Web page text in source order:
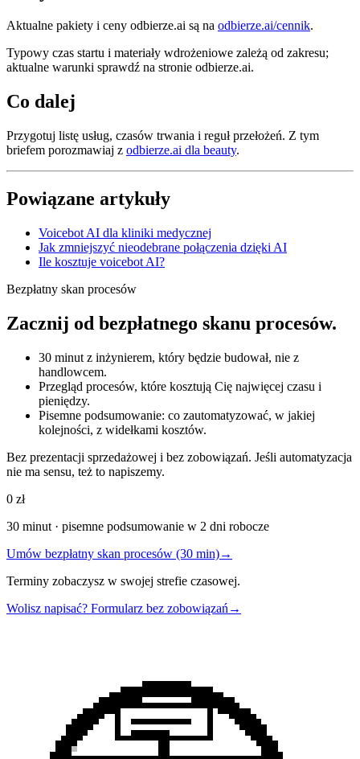
Aktualne pakiety i ceny odbierze.ai są na odbierze.ai/cennik.
Typowy czas startu i materiały wdrożeniowe zależą od zakresu;
aktualne warunki sprawdź na stronie odbierze.ai.
Co dalej
Przygotuj listę usług, czasów trwania i reguł przełożeń. Z tym
briefem porozmawiaj z odbierze.ai dla beauty.
Powiązane artykuły
Voicebot AI dla kliniki medycznej
Jak zmniejszyć nieodebrane połączenia dzięki AI
Ile kosztuje voicebot AI?
Bezpłatny skan procesów
Zacznij od bezpłatnego skanu procesów.
30 minut z inżynierem, który będzie budował, nie z
handlowcem.
Przegląd procesów, które kosztują Cię najwięcej czasu i
pieniędzy.
Pisemne podsumowanie: co zautomatyzować, w jakiej
kolejności, z widełkami kosztów.
Bez prezentacji sprzedażowej i bez zobowiązań. Jeśli automatyzacja
nie ma sensu, też to napiszemy.
0 zł
30 minut · pisemne podsumowanie w 2 dni robocze
Umów bezpłatny skan procesów (30 min)→
Terminy zobaczysz w swojej strefie czasowej.
Wolisz napisać? Formularz bez zobowiązań →